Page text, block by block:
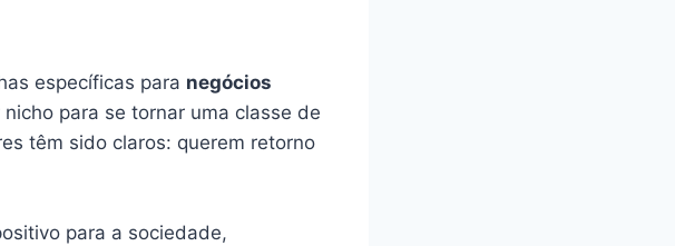
específicas para negócios
para se tornar uma classe de
têm sido claros: querem retorno
para a sociedade,